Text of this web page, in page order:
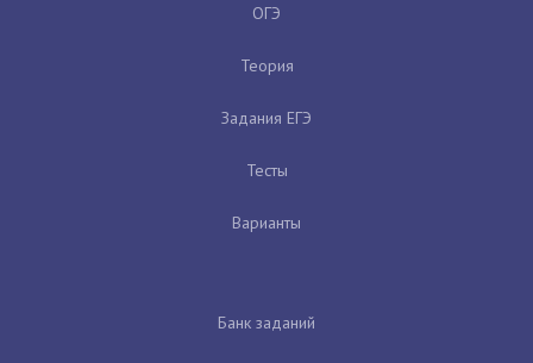
ОГЭ
Теория
Задания ЕГЭ
Тесты
Варианты
Банк заданий